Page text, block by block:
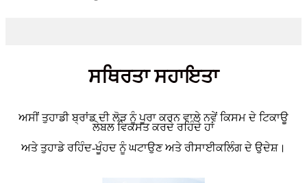
ਸਥਿਰਤਾ ਸਹਾਇਤਾ
ਅਸੀਂ ਤੁਹਾਡੀ ਬ੍ਰਾਂਡ ਦੀ ਲੋੜ ਨੂੰ ਪੂਰਾ ਕਰਨ ਵਾਲੇ ਨਵੇਂ ਕਿਸਮ ਦੇ ਟਿਕਾਊ
ਲੇਬਲ ਵਿਕਸਤ ਕਰਦੇ ਰਹਿੰਦੇ ਹਾਂ
ਅਤੇ ਤੁਹਾਡੇ ਰਹਿੰਦ-ਖੂੰਹਦ ਨੂੰ ਘਟਾਉਣ ਅਤੇ ਰੀਸਾਈਕਲਿੰਗ ਦੇ ਉਦੇਸ਼।